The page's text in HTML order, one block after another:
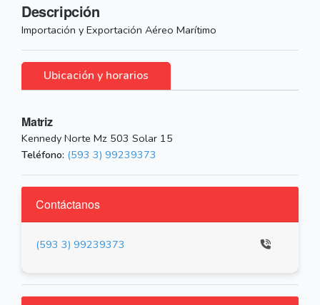
Descripción
Importación y Exportación Aéreo Marítimo
Ubicación y horarios
Matriz
Kennedy Norte Mz 503 Solar 15
Teléfono: (593 3) 99239373
Contáctanos
(593 3) 99239373